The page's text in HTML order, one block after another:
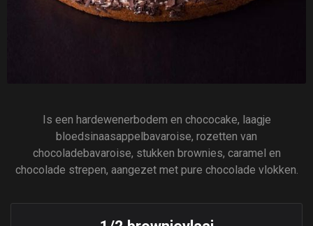
Is een hardewenerbodem en chococake, laagje
bloedsinaasappelbavaroise, rozetten van
chocoladebavaroise, stukken brownies, caramel en
chocolade strepen, aangezet met pure chocolade vlokken.